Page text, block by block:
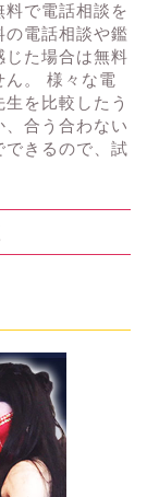
で電話相談を
の電話相談や鑑
じた場合は無料
ん。 様々な電
を比較したう
、合う合わない
できるので、試